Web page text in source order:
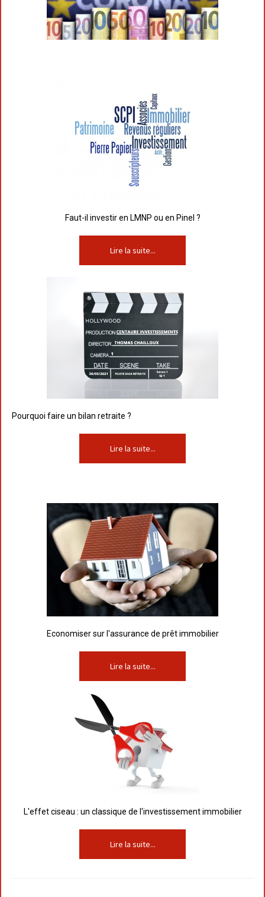
Faut-il investir en LMNP ou en Pinel ?
Lire la suite...
Pourquoi faire un bilan retraite ?
Lire la suite...
Economiser sur l'assurance de prêt immobilier
Lire la suite...
L'effet ciseau : un classique de l'investissement immobilier
Lire la suite...